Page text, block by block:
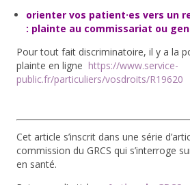
orienter vos patient·es vers un
: plainte au commissariat ou
Pour tout fait discriminatoire, il y a la
plainte en ligne https://www.service-
public.fr/particuliers/vosdroits/R19620
Cet article s’inscrit dans une série
commission du GRCS qui s’interroge
en santé.